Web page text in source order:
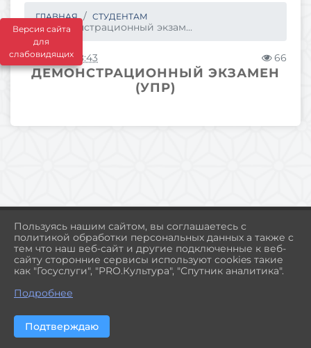
Версия сайта
для
слабовидящих
ГЛАВНАЯ СТУДЕНТАМ
Демонстрационный экзам...
17.12.2025 08:43 66
ДЕМОНСТРАЦИОННЫЙ ЭКЗАМЕН
(УПР)
2026 Г. MTCOL.RU
ВХОД
КАРТА САЙТА
ПОЛИТИКА ОБРАБОТКИ ПЕРСОНАЛЬНЫХ ДАННЫХ
СДЕЛАНО НА KUBCMS
РАЗРАБОТКА И ПОДДЕРЖКА
Пользуясь нашим сайтом, вы соглашаетесь с
политикой обработки персональных данных а также с
тем что наш веб-сайт и другие подключенные к веб-
сайту сторонние сервисы используют cookies такие
как "Госуслуги", "PRO.Культура", "Спутник аналитика".
Подробнее
Подтверждаю